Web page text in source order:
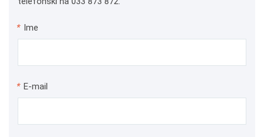
* Ime
* E-mail